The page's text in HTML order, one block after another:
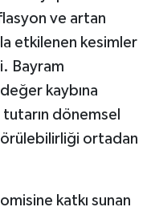
ve artan
etkilenen kesimler
Bayram
kaybına
tutarın dönemsel
ortadan
katkı sunan